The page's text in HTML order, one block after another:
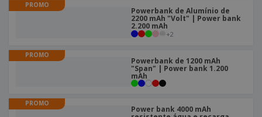
PROMO
Powerbank de Alumínio de
2200 mAh "Volt" | Power bank
2.200 mAh
+2
PROMO
Powerbank de 1200 mAh
"Span" | Power bank 1.200
mAh
PROMO
Power bank 4000 mAh